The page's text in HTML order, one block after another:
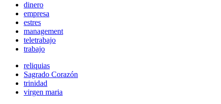
dinero
empresa
estres
management
teletrabajo
trabajo
reliquias
Sagrado Corazón
trinidad
virgen maria